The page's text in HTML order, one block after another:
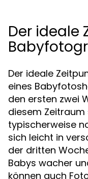
Der ideale
Der ideale
eines
den ersten zwei
diesem
typischerweise
sich leicht in
der dritten
Babys wacher
können auch